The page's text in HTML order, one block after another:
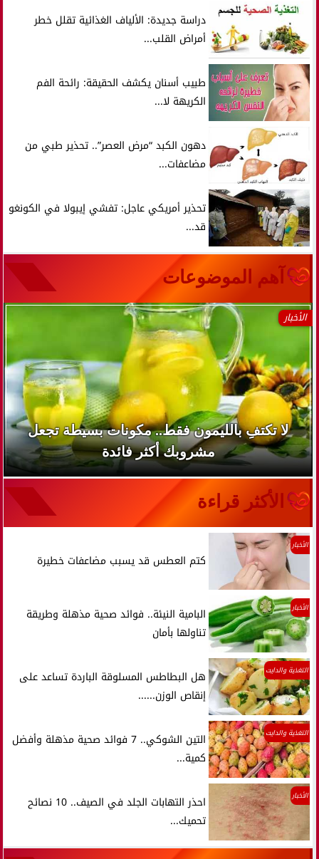
دراسة جديدة: الألياف الغذائية تقلل خطر
أمراض القلب...
طبيب أسنان يكشف الحقيقة: رائحة الفم
الكريهة لا...
دهون الكبد “مرض العصر”.. تحذير طبي من
مضاعفات...
تحذير أمريكي عاجل: تفشي إيبولا في الكونغو
قد...
آهم الموضوعات
الأخبار
لا تكتفِ بالليمون فقط.. مكونات بسيطة تجعل
مشروبك أكثر فائدة
الأكثر قراءة
الأخبار
كتم العطس قد يسبب مضاعفات خطيرة
الأخبار
البامية النيئة.. فوائد صحية مذهلة وطريقة
تناولها بأمان
التغذية والدايت
هل البطاطس المسلوقة الباردة تساعد على
إنقاص الوزن......
التغذية والدايت
التين الشوكي.. 7 فوائد صحية مذهلة وأفضل
كمية...
الأخبار
احذر التهابات الجلد في الصيف.. 10 نصائح
تحميك...